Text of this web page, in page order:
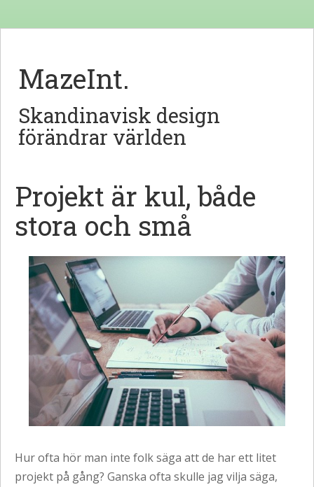
MazeInt.
Skandinavisk design
förändrar världen
Projekt är kul, både
stora och små
Hur ofta hör man inte folk säga att de har ett litet
projekt på gång? Ganska ofta skulle jag vilja säga,